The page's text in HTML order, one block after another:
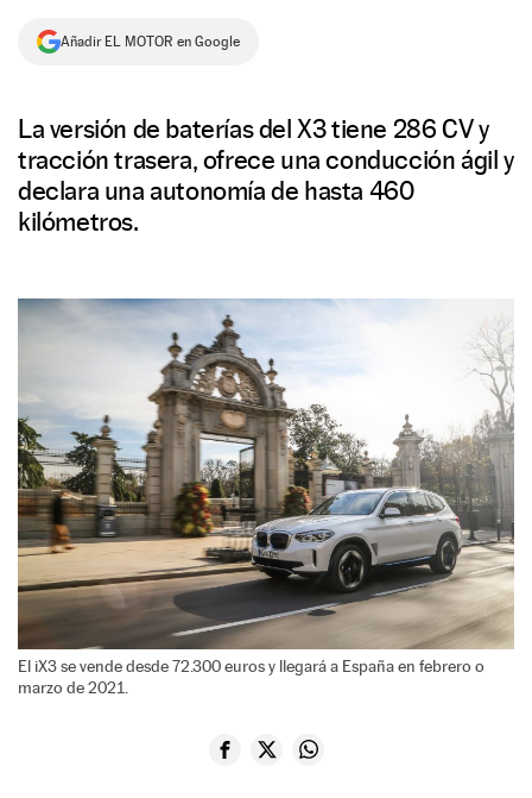
NEWSLETTER
Añadir EL MOTOR en Google
La versión de baterías del X3 tiene 286 CV y
tracción trasera, ofrece una conducción ágil y
declara una autonomía de hasta 460
kilómetros.
El iX3 se vende desde 72.300 euros y llegará a España en febrero o
marzo de 2021.